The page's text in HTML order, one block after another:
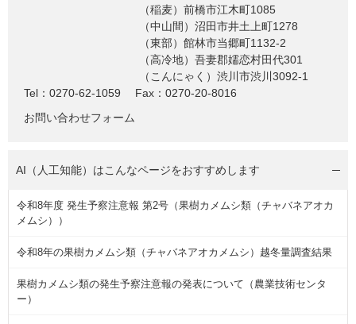
（稲麦）前橋市江木町1085
（中山間）沼田市井土上町1278
（東部）館林市当郷町1132-2
（高冷地）吾妻郡嬬恋村田代301
（こんにゃく）渋川市渋川3092-1
Tel：0270-62-1059
Fax：0270-20-8016
お問い合わせフォーム
AI（人工知能）はこんなページをおすすめします
令和8年度 発生予察注意報 第2号（果樹カメムシ類（チャバネアオカ
メムシ））
令和8年の果樹カメムシ類（チャバネアオカメムシ）越冬量調査結果
果樹カメムシ類の発生予察注意報の発表について（農業技術センタ
ー）